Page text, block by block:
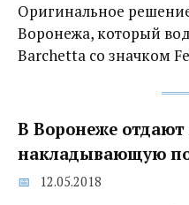
Оригинальное
Воронежа, который
Barchetta со значком
В Воронеже
накладывающую
12.05.2018